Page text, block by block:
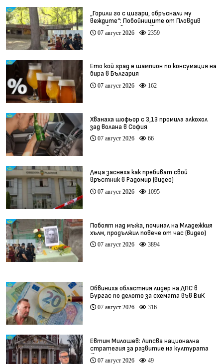
„Горили го с цигари, обръснали му
веждите“: Побойниците от Пловдив
остават в ареста (видео)
07 август 2026 2359
Ето кой град е шампион по консумация на
бира в България
07 август 2026 162
Хванаха шофьор с 3,13 промила алкохол
зад волана в София
07 август 2026 66
Деца заснеха как пребиват свой
връстник в Радомир (видео)
07 август 2026 1095
Побоят над мъжа, починал на Младежкия
хълм, продължил повече от час (видео)
07 август 2026 3894
Обвиниха областния лидер на ДПС в
Бургас по делото за схемата във ВиК
07 август 2026 316
Евтим Милошев: Липсва национална
стратегия за развитие на културата
(видео)
07 август 2026 49